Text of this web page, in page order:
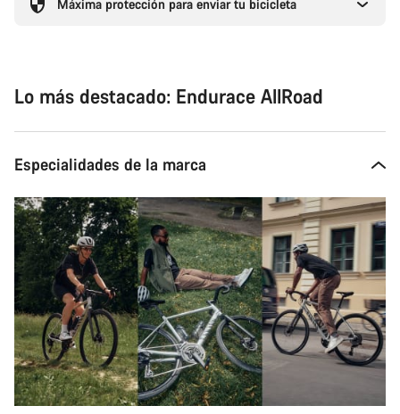
Máxima protección para enviar tu bicicleta
Lo más destacado: Endurace AllRoad
Especialidades de la marca